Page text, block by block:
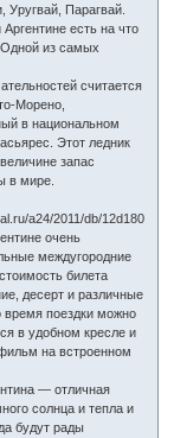
Уругвай, Парагвай.
есть на что
из самых
считается
Морено,
в национальном
Этот ледник
запас
в мире.
очень
междугородние
билета
десерт и различные
время поездки можно
в удобном кресле и
на встроенном
— отличная
солнца и тепла и
будут рады